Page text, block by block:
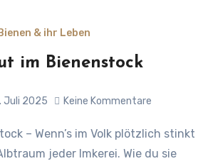
& ihr Leben
im Bienenstock
Juli 2025 Keine Kommentare
jeder Imkerei. Wie du sie